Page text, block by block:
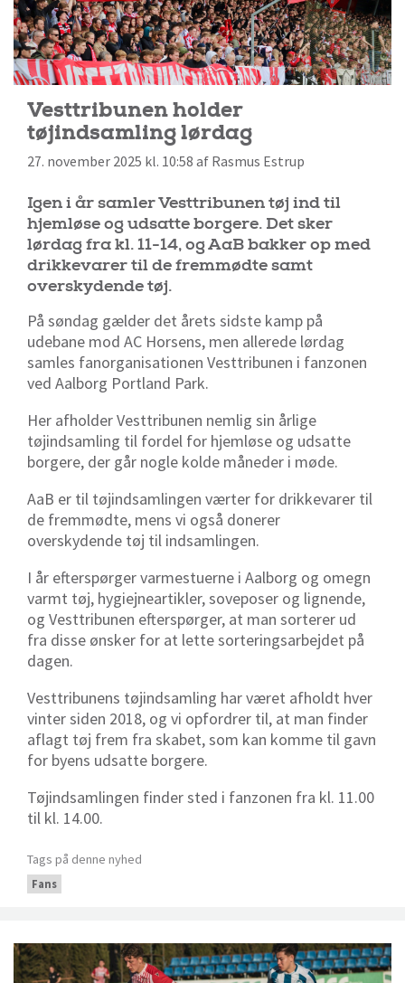
Vesttribunen holder
tøjindsamling lørdag
27. november 2025 kl. 10:58 af Rasmus Estrup
Igen i år samler Vesttribunen tøj ind til
hjemløse og udsatte borgere. Det sker
lørdag fra kl. 11-14, og AaB bakker op med
drikkevarer til de fremmødte samt
overskydende tøj.
På søndag gælder det årets sidste kamp på
udebane mod AC Horsens, men allerede lørdag
samles fanorganisationen Vesttribunen i fanzonen
ved Aalborg Portland Park.
Her afholder Vesttribunen nemlig sin årlige
tøjindsamling til fordel for hjemløse og udsatte
borgere, der går nogle kolde måneder i møde.
AaB er til tøjindsamlingen værter for drikkevarer til
de fremmødte, mens vi også donerer
overskydende tøj til indsamlingen.
I år efterspørger varmestuerne i Aalborg og omegn
varmt tøj, hygiejneartikler, soveposer og lignende,
og Vesttribunen efterspørger, at man sorterer ud
fra disse ønsker for at lette sorteringsarbejdet på
dagen.
Vesttribunens tøjindsamling har været afholdt hver
vinter siden 2018, og vi opfordrer til, at man finder
aflagt tøj frem fra skabet, som kan komme til gavn
for byens udsatte borgere.
Tøjindsamlingen finder sted i fanzonen fra kl. 11.00
til kl. 14.00.
Tags på denne nyhed
Fans